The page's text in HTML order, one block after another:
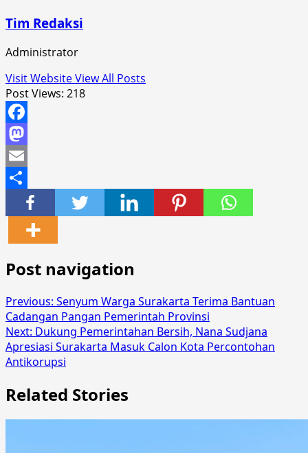
Tim Redaksi
Administrator
Visit WebsiteView All Posts
Post Views: 218
Facebook
Mastodon
Email
Share
Post navigation
Previous: Senyum Warga Surakarta Terima Bantuan
Cadangan Pangan Pemerintah Provinsi
Next: Dukung Pemerintahan Bersih, Nana Sudjana
Apresiasi Surakarta Masuk Calon Kota Percontohan
Antikorupsi
Related Stories